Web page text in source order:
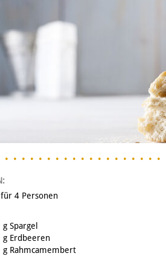
4 Personen
Spargel
g Erdbeeren
g Rahmcamembert